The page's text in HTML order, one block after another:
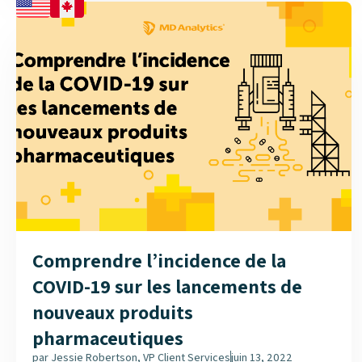
spécialités médicales, nos résultats ont laissé
entendre qu’il serait plus prononcé dans certains
groupes d’âge....
Comprendre l’incidence de la
COVID-19 sur les lancements de
nouveaux produits
pharmaceutiques
par Jessie Robertson, VP Client Servicesjuin 13, 2022